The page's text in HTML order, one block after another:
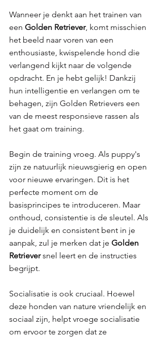
Wanneer je denkt aan het trainen van
een Golden Retriever, komt misschien
het beeld naar voren van een
enthousiaste, kwispelende hond die
verlangend kijkt naar de volgende
opdracht. En je hebt gelijk! Dankzij
hun intelligentie en verlangen om te
behagen, zijn Golden Retrievers een
van de meest responsieve rassen als
het gaat om training.
Begin de training vroeg. Als puppy's
zijn ze natuurlijk nieuwsgierig en open
voor nieuwe ervaringen. Dit is het
perfecte moment om de
basisprincipes te introduceren. Maar
onthoud, consistentie is de sleutel. Als
je duidelijk en consistent bent in je
aanpak, zul je merken dat je Golden
Retriever snel leert en de instructies
begrijpt.
Socialisatie is ook cruciaal. Hoewel
deze honden van nature vriendelijk en
sociaal zijn, helpt vroege socialisatie
om ervoor te zorgen dat ze